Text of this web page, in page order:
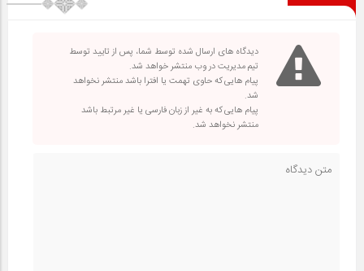
دیدگاه های ارسال شده توسط شما، پس از تایید توسط
تیم مدیریت در وب منتشر خواهد شد.
پیام هایی که حاوی تهمت یا افترا باشد منتشر نخواهد
شد.
پیام هایی که به غیر از زبان فارسی یا غیر مرتبط باشد
منتشر نخواهد شد.